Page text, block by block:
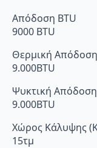
Απόδοση BTU
9000 BTU
Θερμική Απόδοση
9.000BTU
Ψυκτική Απόδοση
9.000BTU
Χώρος Κάλυψης
15τμ